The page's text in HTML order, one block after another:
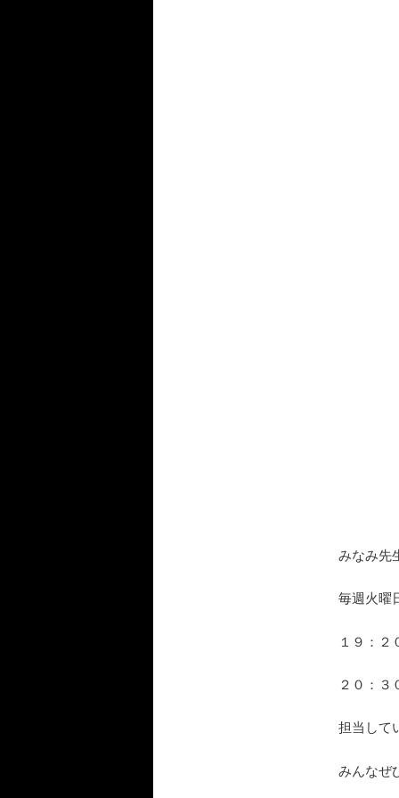
みなみ先
毎週火曜
１９：２
２０：３
担当して
みんなぜ